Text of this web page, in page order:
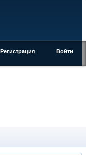
Регистрация Войти